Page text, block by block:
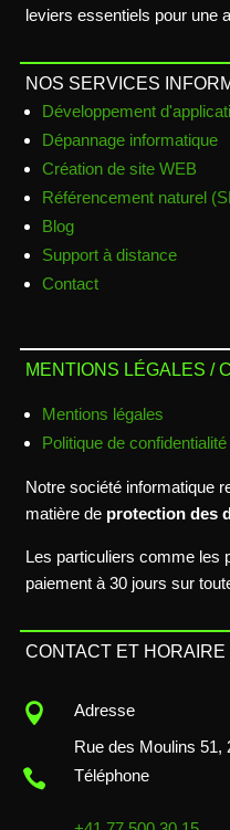
leviers essentiels pour une
NOS SERVICES
Développement
Dépannage informatique
Création de site WEB
Référencement naturel
Blog
Support à distance
Contact
MENTIONS LÉGALES /
Mentions légales
Politique de confidentialité
Notre société informatique
matière de protection des
Les particuliers comme les
paiement à 30 jours sur
CONTACT ET HORAIRE

Adresse
Rue des Moulins 51,
 Téléphone